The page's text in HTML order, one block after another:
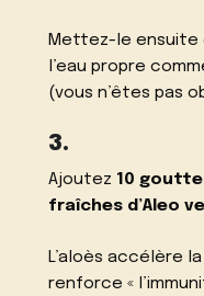
Mettez-le ensuite
l’eau propre
(vous n’êtes pas
3.
Ajoutez 10
fraîches d’Aleo
L’aloès accélère
renforce «